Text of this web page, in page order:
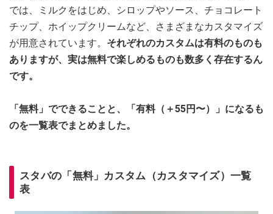
では、ミルクをはじめ、シロップやソース、チョコレート
チップ、ホイップクリームなど、さまざまなカスタマイズ
が用意されています。 それぞれのカスタムは有料のものも
ありますが、実は無料で楽しめるものも数多く存在するん
です。
「無料」でできることと、「有料（＋55円〜）」になるも
のを一覧表でまとめました。
スタバの「無料」カスタム（カスタマイズ）一覧
表